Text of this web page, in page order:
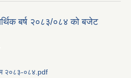
बर्ष २०८३/०८४ को बजेट
२०८३-०८४.pdf